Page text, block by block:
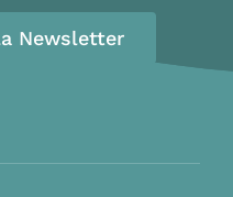
Newsletter